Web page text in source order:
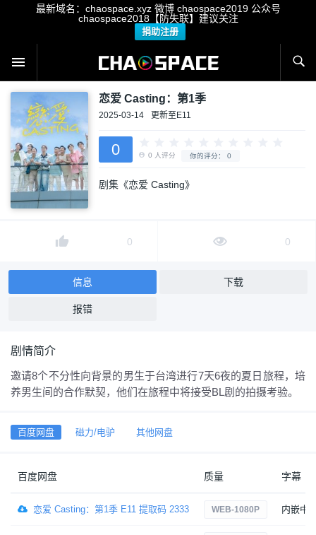
最新域名：chaospace.xyz 微博 chaospace2019 公众号
chaospace2018【防失联】建议关注
捐助注册
恋爱 Casting：第1季
2025-03-14 更新至E11
0
剧集《恋爱 Casting》
0 0
信息 下载
报错
剧情简介
邀请8个不分性向背景的男生于台湾进行7天6夜的夏日旅程，培
养男生间的合作默契，他们在旅程中将接受BL剧的拍摄考验。
百度网盘 磁力/电驴 其他网盘
百度网盘 质量 字幕
恋爱 Casting：第1季 E11 提取码 2333 WEB-1080P 内嵌中